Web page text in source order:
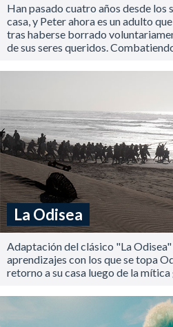
Han pasado cuatro años desde los
casa, y Peter ahora es un adulto
tras haberse borrado
de sus seres queridos.
La Odisea
Adaptación del clásico "La
aprendizajes con los que se topa
retorno a su casa luego de la